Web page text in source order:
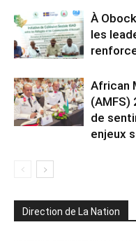
À
les
African
(AMFS)
de
enjeux
Direction de La Nation